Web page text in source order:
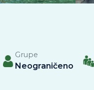
Grupe
Neograničeno